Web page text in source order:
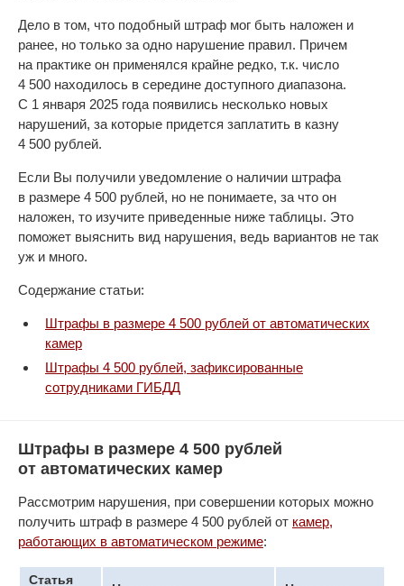
Дело в том, что подобный штраф мог быть наложен и
ранее, но только за одно нарушение правил. Причем
на практике он применялся крайне редко, т.к. число
4 500 находилось в середине доступного диапазона.
С 1 января 2025 года появились несколько новых
нарушений, за которые придется заплатить в казну
4 500 рублей.
Если Вы получили уведомление о наличии штрафа
в размере 4 500 рублей, но не понимаете, за что он
наложен, то изучите приведенные ниже таблицы. Это
поможет выяснить вид нарушения, ведь вариантов не так
уж и много.
Содержание статьи:
Штрафы в размере 4 500 рублей от автоматических
камер
Штрафы 4 500 рублей, зафиксированные
сотрудниками ГИБДД
Штрафы в размере 4 500 рублей
от автоматических камер
Рассмотрим нарушения, при совершении которых можно
получить штраф в размере 4 500 рублей от камер,
работающих в автоматическом режиме:
Статья